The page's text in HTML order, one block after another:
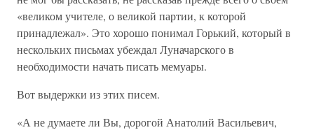
«великом учителе, о великой партии, к которой
принадлежал». Это хорошо понимал Горький, который в
нескольких письмах убеждал Луначарского в
необходимости начать писать мемуары.
Вот выдержки из этих писем.
«А не думаете ли Вы, дорогой Анатолий Васильевич,